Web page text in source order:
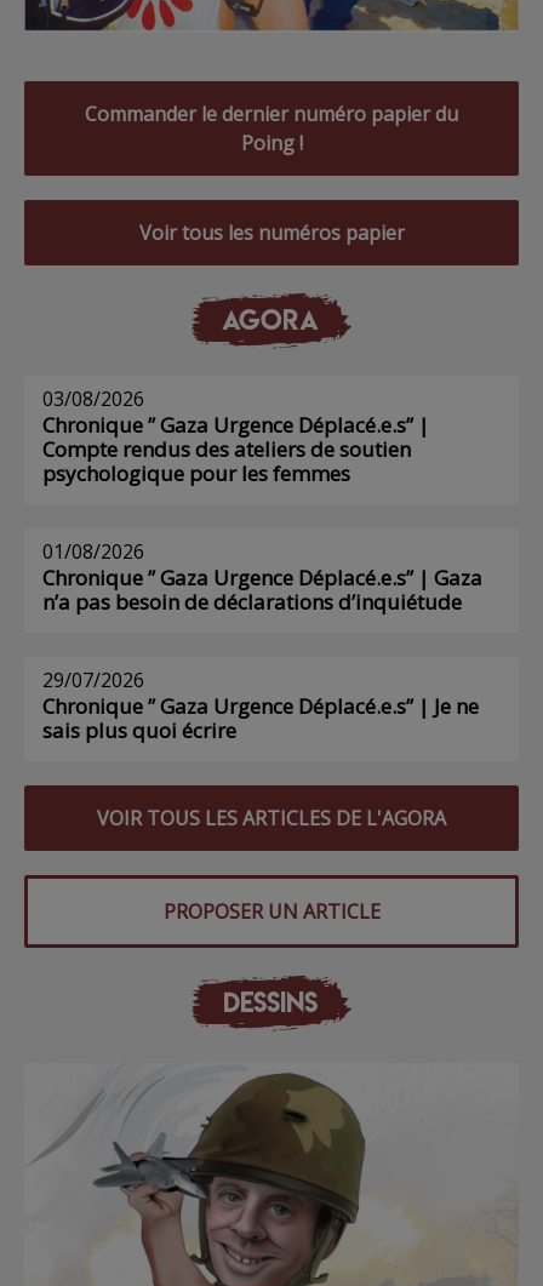
Commander le dernier numéro papier du
Poing !
Voir tous les numéros papier
AGORA
03/08/2026
Chronique ” Gaza Urgence Déplacé.e.s” |
Compte rendus des ateliers de soutien
psychologique pour les femmes
01/08/2026
Chronique ” Gaza Urgence Déplacé.e.s” | Gaza
n’a pas besoin de déclarations d’inquiétude
29/07/2026
Chronique ” Gaza Urgence Déplacé.e.s” | Je ne
sais plus quoi écrire
VOIR TOUS LES ARTICLES DE L'AGORA
PROPOSER UN ARTICLE
DESSINS